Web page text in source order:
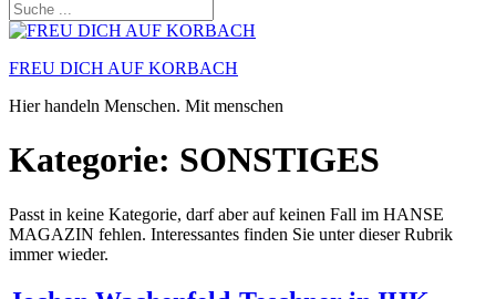
FREU DICH AUF KORBACH
Hier handeln Menschen. Mit menschen
Kategorie: SONSTIGES
Passt in keine Kategorie, darf aber auf keinen Fall im HANSE
MAGAZIN fehlen. Interessantes finden Sie unter dieser Rubrik
immer wieder.